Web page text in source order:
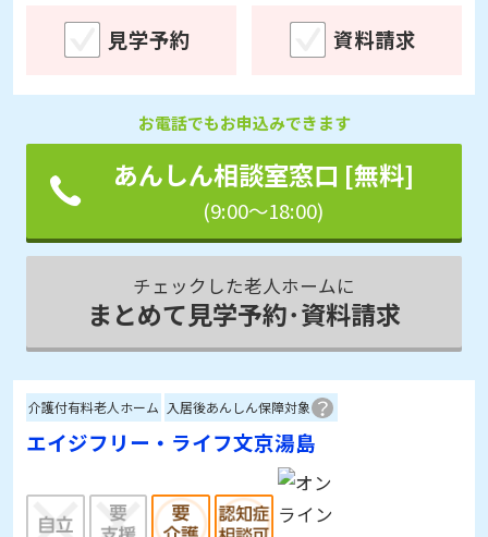
あんしん相談室窓口 [無料]
チェックした老人ホームに
まとめて見学予約･資料請求
介護付有料老人ホーム 入居後あんしん保障対象
エイジフリー・ライフ文京湯島
東京都文京区湯島3-65-1、65-2